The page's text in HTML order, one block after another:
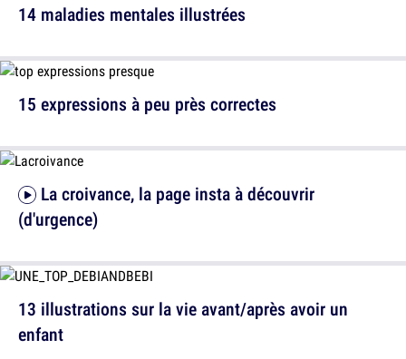
14 maladies mentales illustrées
(d'urgence)
15 expressions à peu près correctes
13 illustrations sur la vie avant/après avoir un
enfant